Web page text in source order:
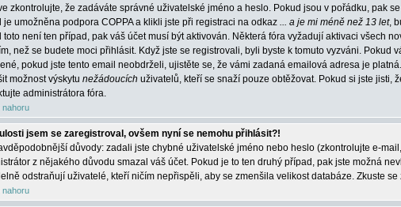
zkontrolujte, že zadáváte správné uživatelské jméno a heslo. Pokud jsou v pořádku, pak
je umožněna podpora COPPA a klikli jste při registraci na odkaz ... a je mi méně než 13 let,
toto není ten případ, pak váš účet musí být aktivován. Některá fóra vyžadují aktivaci všech
než se budete moci přihlásit. Když jste se registrovali, byli byste k tomuto vyzváni. Pokud
pokud jste tento email neobdrželi, ujistěte se, že vámi zadaná emailová adresa je
možnost výskytu nežádoucích uživatelů, kteří se snaží pouze obtěžovat. Pokud si jste jisti,
administrátora fóra.
nahoru
jsem se zaregistroval, ovšem nyní se nemohu přihlásit?!
důvody: zadali jste chybné uživatelské jméno nebo heslo (zkontrolujte e-
z nějakého důvodu smazal váš účet. Pokud je to ten druhý případ, pak jste možná
odstraňují uživatelé, kteří ničím nepřispěli, aby se zmenšila velikost databáze. Zkuste
nahoru